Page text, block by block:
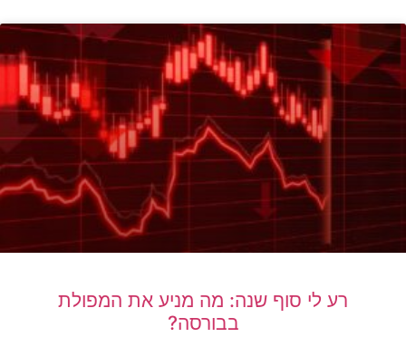
רע לי סוף שנה: מה מניע את המפולת
בבורסה?